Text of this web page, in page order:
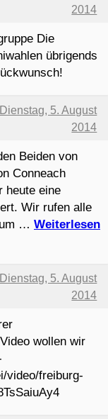
Dienstag, 5. August
2014
wollen wir
video/freiburg-
Dienstag, 5. August
2014
Beiden von
Conneach
heute eine
Wir rufen alle
… Weiterlesen
2014
Die
übrigends